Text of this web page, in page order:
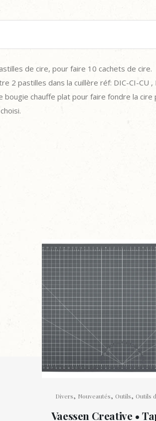
de cire, pour faire 10 cachets de cire.
2 pastilles dans la cuillère réf: DIC-CI-CU ,
bougie chauffe plat pour faire fondre la cire
Divers, Nouveautés, Outils, Outils
Vaessen Creative •